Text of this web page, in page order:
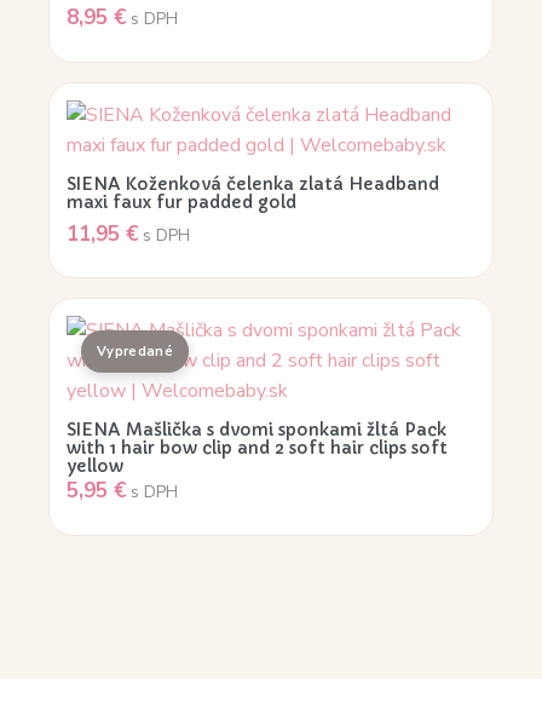
8,95 € s DPH
SIENA Koženková čelenka zlatá Headband
maxi faux fur padded gold
11,95 € s DPH
SIENA Mašlička s dvomi sponkami žltá Pack
with 1 hair bow clip and 2 soft hair clips soft
yellow
5,95 € s DPH